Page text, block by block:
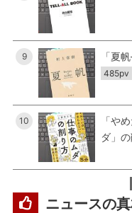
9 「夏
485pv
10
「や
ダ」
ニュースの